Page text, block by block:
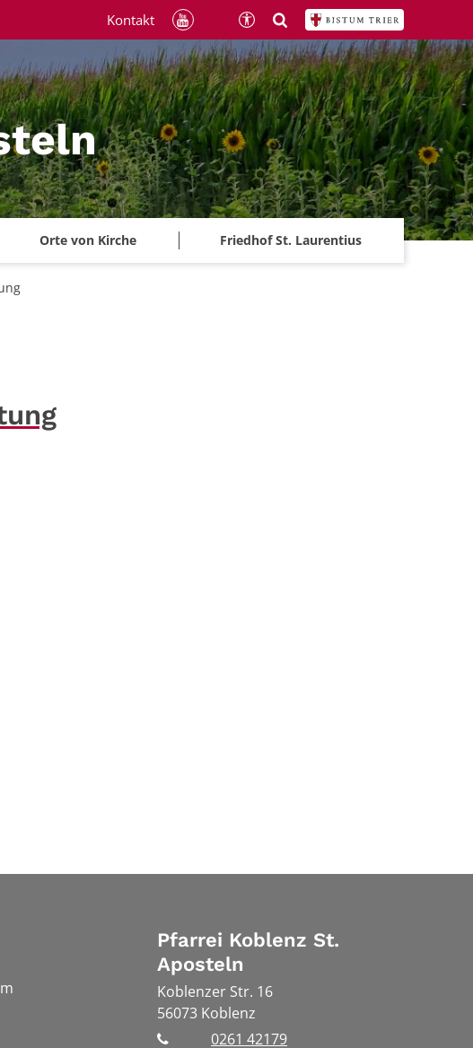
Orte von Kirche Friedhof St. Laurentius
Kontakt
Pfarrei Koblenz St.
Aposteln
Koblenzer Str. 16
56073 Koblenz
0261 42179